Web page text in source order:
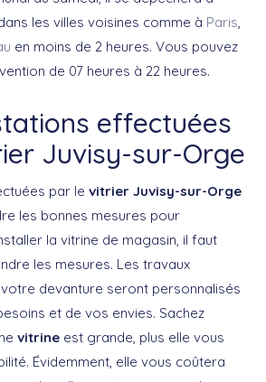
les villes voisines comme à Paris
en moins de 2 heures. Vous pouvez
de 07 heures à 22 heures.
effectuées
Juvisy-sur-Orge
par le vitrier Juvisy-sur-Orge
les bonnes mesures pour
la vitrine de magasin, il faut
les mesures. Les travaux
devanture seront personnalisés
et de vos envies. Sachez
vitrine est grande, plus elle vous
Évidemment, elle vous coûtera